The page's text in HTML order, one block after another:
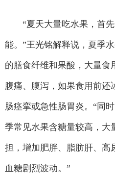
“夏天大量吃水果，首先
能。”王光铭解释说，夏季
的膳食纤维和果酸，大量食
腹痛、腹泻，如果食用前还
肠痉挛或急性肠胃炎。“同
季常见水果含糖量较高，大
担，增加肥胖、脂肪肝、高
血糖剧烈波动。”